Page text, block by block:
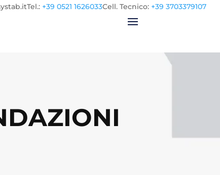
Cell. Tecnico: +39 3703379107
Tel.: +39 0521 1626033